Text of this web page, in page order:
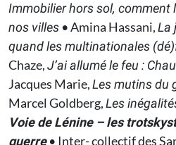
Immobilier hors sol, comment
nos villes • Amina Hassani,La
quand les multinationales
Chaze,J’ai allumé le feu :
Jacques Marie,Les mutins du
Marcel Goldberg,Les
Voie de Lénine – les
guerre• Inter- collectif des